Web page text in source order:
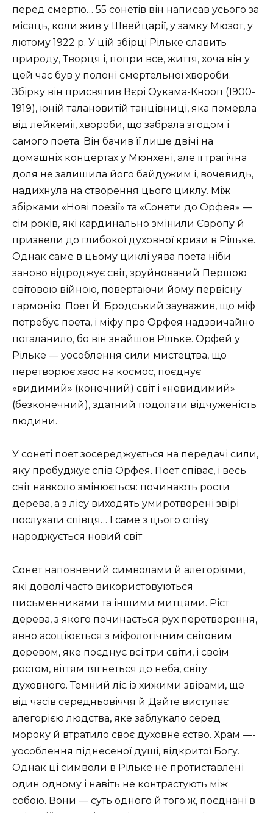
перед смертю… 55 сонетів він написав усього за
місяць, коли жив у Швейцарії, у замку Мюзот, у
лютому 1922 р. У цій збірці Рільке славить
природу, Творця і, попри все, життя, хоча він у
цей час був у полоні смертельної хвороби.
Збірку він присвятив Вєрі Оукама-Кнооп (1900-
1919), юній талановитій танцівниці, яка померла
від лейкемії, хвороби, що забрала згодом і
самого поета. Він бачив її лише двічі на
домашніх концертах у Мюнхені, але її трагічна
доля не залишила його байдужим і, вочевидь,
надихнула на створення цього циклу. Між
збірками «Нові поезії» та «Сонети до Орфея» —
сім років, які кардинально змінили Європу й
призвели до глибокої духовної кризи в Рільке.
Однак саме в цьому циклі уява поета ніби
заново відроджує світ, зруйнований Першою
світовою війною, повертаючи йому первісну
гармонію. Поет Й. Бродський зауважив, що міф
потребує поета, і міфу про Орфея надзвичайно
поталанило, бо він знайшов Рільке. Орфей у
Рільке — уособлення сили мистецтва, що
перетворює хаос на космос, поєднує
«видимий» (конечний) світ і «невидимий»
(безконечний), здатний подолати відчуженість
людини.
У сонеті поет зосереджується на передачі сили,
яку пробуджує спів Орфея. Поет співає, і весь
світ навколо змінюється: починають рости
дерева, а з лісу виходять умиротворені звірі
послухати співця… І саме з цього співу
народжується новий світ
Сонет наповнений символами й алегоріями,
які доволі часто використовуються
письменниками та іншими митцями. Ріст
дерева, з якого починається рух перетворення,
явно асоціюється з міфологічним світовим
деревом, яке поєднує всі три світи, і своїм
ростом, віттям тягнеться до неба, світу
духовного. Темний ліс із хижими звірами, ще
від часів середньовіччя й Дайте виступає
алегорією людства, яке заблукало серед
мороку й втратило своє духовне єство. Храм —-
уособлення піднесеної душі, відкритої Богу.
Однак ці символи в Рільке не протиставлені
один одному і навіть не контрастують між
собою. Вони — суть одного й того ж, поєднані в